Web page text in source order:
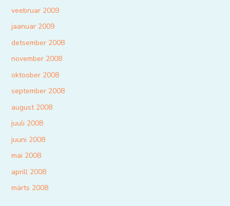
veebruar 2009
jaanuar 2009
detsember 2008
november 2008
oktoober 2008
september 2008
august 2008
juuli 2008
juuni 2008
mai 2008
aprill 2008
märts 2008